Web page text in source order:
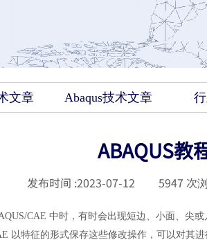
文章 Abaqus技术文章
ABAQUS教
发布时间 :2023-07-12 5947 次
CAE 中时，有时会出现短边、小面、尖
以特征的形式保存这些修改操作，可以对其